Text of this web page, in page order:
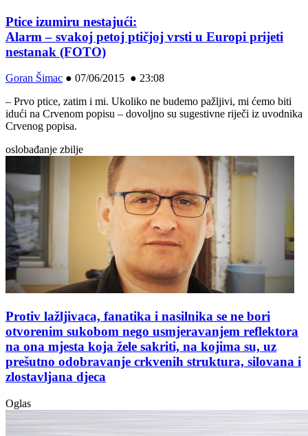
Ptice izumiru nestajući:
Alarm – svakoj petoj ptičjoj vrsti u Europi prijeti
nestanak (FOTO)
Goran Šimac ● 07/06/2015 ● 23:08
– Prvo ptice, zatim i mi. Ukoliko ne budemo pažljivi, mi ćemo biti
idući na Crvenom popisu – dovoljno su sugestivne riječi iz uvodnika
Crvenog popisa.
oslobađanje zbilje
Protiv lažljivaca, fanatika i nasilnika se ne bori
otvorenim sukobom nego usmjeravanjem reflektora
na ona mjesta koja žele sakriti, na kojima su, uz
prešutno odobravanje crkvenih struktura, silovana i
zlostavljana djeca
Oglas